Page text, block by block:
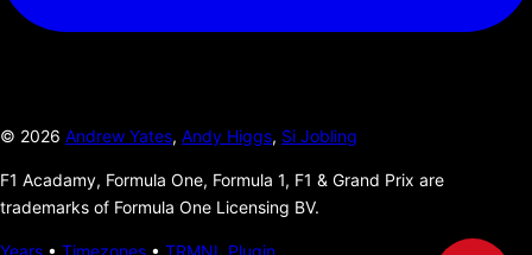
© 2026 Andrew Yates, Andy Higgs, Si Jobling
F1 Acadamy, Formula One, Formula 1, F1 & Grand Prix are
trademarks of Formula One Licensing BV.
Years • Timezones • TRMNL Plugin